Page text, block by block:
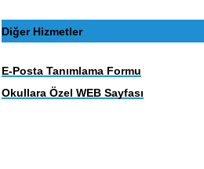
Diğer Hizmetler
E-Posta Tanımlama Formu
Okullara Özel WEB Sayfası